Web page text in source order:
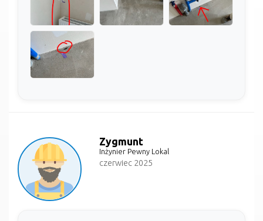
Zygmunt
Inżynier Pewny Lokal
czerwiec 2025